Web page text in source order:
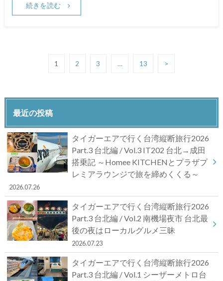
続きを読む
1 2 3 … 13 >
最近の投稿
タイガーエアで行く台湾縦断旅行2026
Part.3 台北編 / Vol.3 IT202 台北→成田
搭乗記 ～Homee KITCHENとプラザプ
レミアラウンジで旅を締めくくる～
2026.07.26
タイガーエアで行く台湾縦断旅行2026
Part.3 台北編 / Vol.2 南機場夜市 台北最
後の夜はローカルグルメ三昧
2026.07.23
タイガーエアで行く台湾縦断旅行2026
Part.3 台北編 / Vol.1 シーザーメトロ台